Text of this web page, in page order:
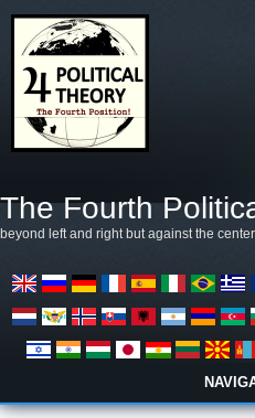
The Fourth
beyond left and right but against the center